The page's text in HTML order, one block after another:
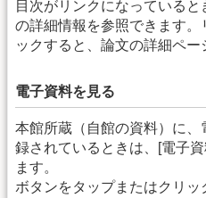
目次がリンクになっている
の詳細情報を参照できます。
ックすると、論文の詳細ペー
電子資料を見る
本館所蔵（自館の資料）に
録されているときは、[電子
ます。
ボタンをタップまたはクリ